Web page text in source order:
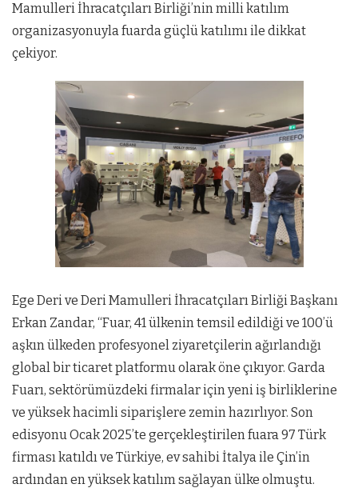
Mamulleri İhracatçıları Birliği’nin milli katılım
organizasyonuyla fuarda güçlü katılımı ile dikkat
çekiyor.
Ege Deri ve Deri Mamulleri İhracatçıları Birliği Başkanı
Erkan Zandar, “Fuar, 41 ülkenin temsil edildiği ve 100’ü
aşkın ülkeden profesyonel ziyaretçilerin ağırlandığı
global bir ticaret platformu olarak öne çıkıyor. Garda
Fuarı, sektörümüzdeki firmalar için yeni iş birliklerine
ve yüksek hacimli siparişlere zemin hazırlıyor. Son
edisyonu Ocak 2025’te gerçekleştirilen fuara 97 Türk
firması katıldı ve Türkiye, ev sahibi İtalya ile Çin’in
ardından en yüksek katılım sağlayan ülke olmuştu.